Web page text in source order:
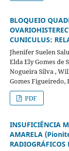
BLOQUEIO
CUNICULUS:
Jhenifer Suelen
Elda Ely Gomes de
Nogueira Silva ,
Gomes
PDF
INSUFICIÊNCIA
AMARELA
RADIOGRÁFICOS